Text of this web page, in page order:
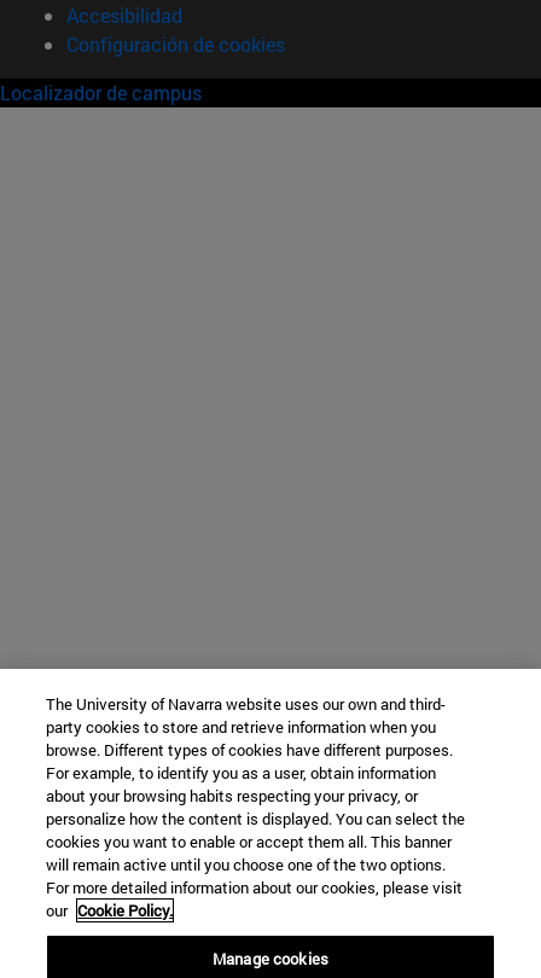
Accesibilidad
Configuración de cookies
Localizador de campus
The University of Navarra website uses our own and third-
party cookies to store and retrieve information when you
browse. Different types of cookies have different purposes.
For example, to identify you as a user, obtain information
about your browsing habits respecting your privacy, or
personalize how the content is displayed. You can select the
cookies you want to enable or accept them all. This banner
will remain active until you choose one of the two options.
For more detailed information about our cookies, please visit
our Cookie Policy.
Manage cookies